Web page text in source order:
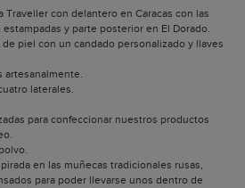
Traveller con delantero en Caracas con las
y parte posterior en El Dorado.
piel con un candado personalizado y llaves
artesanalmente.
laterales.
para confeccionar nuestros productos
en las muñecas tradicionales rusas,
para poder llevarse unos dentro de